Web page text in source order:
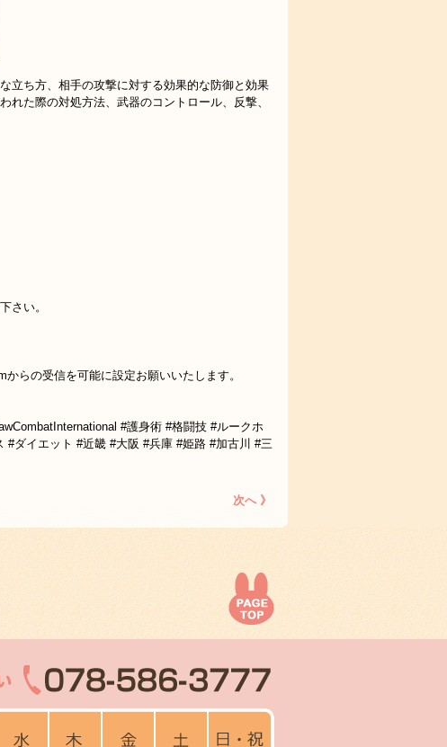
立ち方、相手の攻撃に対する効果的な防御と効果
た際の対処方法、武器のコントロール、反撃、
さい。
らの受信を可能に設定お願いいたします。
#護身術 #格闘技 #ルークホ
#ダイエット #近畿 #大阪 #兵庫 #姫路 #加古川 #三
次へ 》